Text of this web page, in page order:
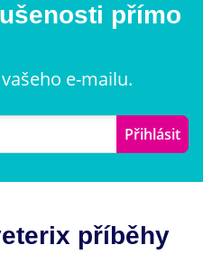
přímo
e-mailu.
Přihlásit
příběhy